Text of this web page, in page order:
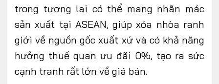
trong tương lai có thể mang nhãn mác
sản xuất tại ASEAN, giúp xóa nhòa ranh
giới về nguồn gốc xuất xứ và có khả năng
hưởng thuế quan ưu đãi 0%, tạo ra sức
cạnh tranh rất lớn về giá bán.